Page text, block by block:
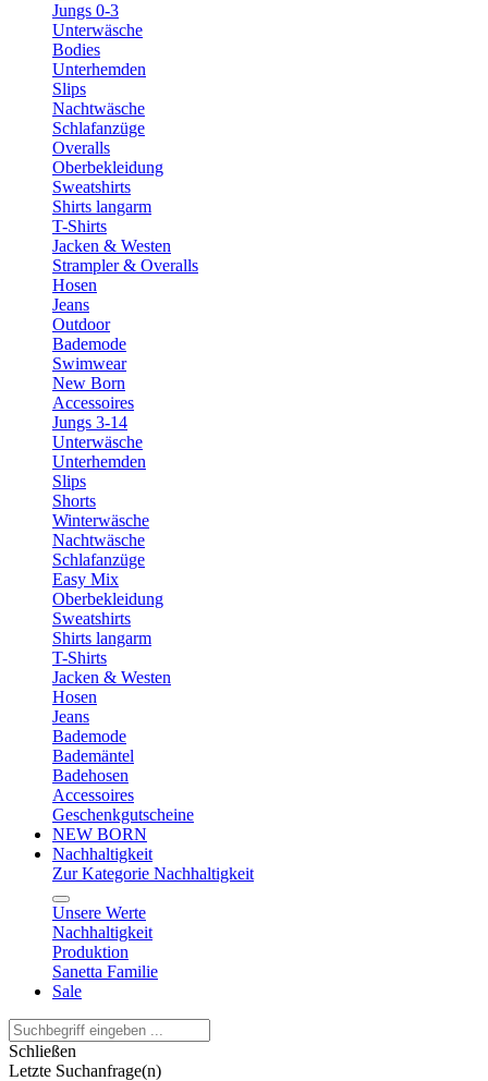
Jungs 0-3
Unterwäsche
Bodies
Unterhemden
Slips
Nachtwäsche
Schlafanzüge
Overalls
Oberbekleidung
Sweatshirts
Shirts langarm
T-Shirts
Jacken & Westen
Strampler & Overalls
Hosen
Jeans
Outdoor
Bademode
Swimwear
New Born
Accessoires
Jungs 3-14
Unterwäsche
Unterhemden
Slips
Shorts
Winterwäsche
Nachtwäsche
Schlafanzüge
Easy Mix
Oberbekleidung
Sweatshirts
Shirts langarm
T-Shirts
Jacken & Westen
Hosen
Jeans
Bademode
Bademäntel
Badehosen
Accessoires
Geschenkgutscheine
NEW BORN
Nachhaltigkeit
Zur Kategorie Nachhaltigkeit
Unsere Werte
Nachhaltigkeit
Produktion
Sanetta Familie
Sale
Schließen
Letzte Suchanfrage(n)